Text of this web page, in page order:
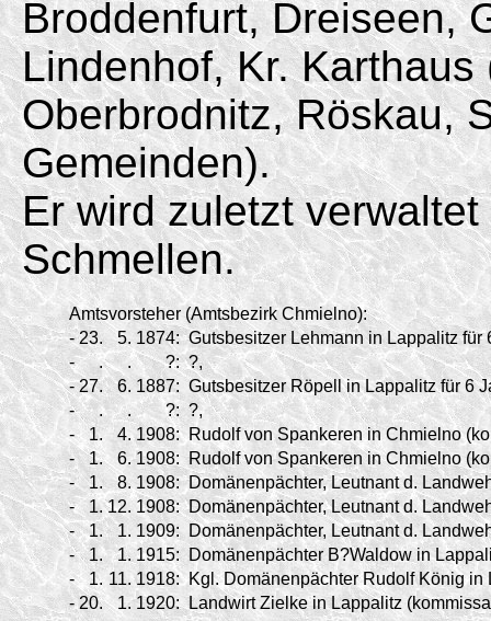
Broddenfurt, Dreiseen,
Lindenhof, Kr.
Oberbrodnitz, Röskau,
Gemeinden).
Er wird zuletzt
Schmellen.
Amtsvorsteher (Amtsbezirk Chmielno):
- 23. 5. 1874: Gutsbesitzer Lehmann in Lappalitz für
-
. . ?: ?,
- 27. 6. 1887: Gutsbesitzer Röpell in Lappalitz für 6
-
. . ?: ?,
-
1. 4. 1908: Rudolf von Spankeren in Chmielno
-
1. 6. 1908: Rudolf von Spankeren in Chmielno
-
1. 8. 1908: Domänenpächter, Leutnant d.
-
1. 12. 1908: Domänenpächter, Leutnant d.
-
1. 1. 1909:
Domänenpächter, Leutnant d.
-
1. 1. 1915: Domänenpächter B?Waldow in
-
1. 11. 1918: Kgl. Domänenpächter Rudolf König
- 20. 1. 1920: Landwirt Zielke in Lappalitz